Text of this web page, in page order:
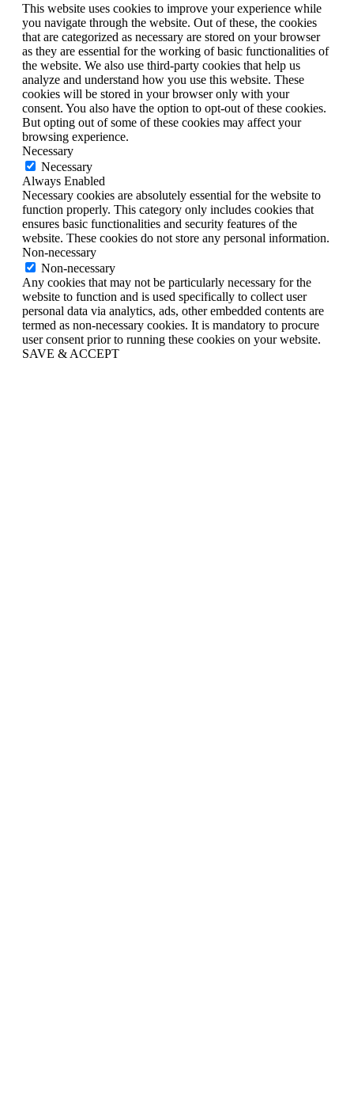
This website uses cookies to improve your experience while
you navigate through the website. Out of these, the cookies
that are categorized as necessary are stored on your browser
as they are essential for the working of basic functionalities of
the website. We also use third-party cookies that help us
analyze and understand how you use this website. These
cookies will be stored in your browser only with your
consent. You also have the option to opt-out of these cookies.
But opting out of some of these cookies may affect your
browsing experience.
Necessary
Necessary
Always Enabled
Necessary cookies are absolutely essential for the website to
function properly. This category only includes cookies that
ensures basic functionalities and security features of the
website. These cookies do not store any personal information.
Non-necessary
Non-necessary
Any cookies that may not be particularly necessary for the
website to function and is used specifically to collect user
personal data via analytics, ads, other embedded contents are
termed as non-necessary cookies. It is mandatory to procure
user consent prior to running these cookies on your website.
SAVE & ACCEPT